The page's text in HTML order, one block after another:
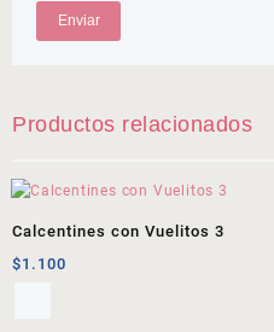
Productos relacionados
Calcentines con Vuelitos 3
$1.100